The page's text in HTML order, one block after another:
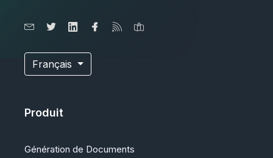
Français
Produit
Génération de Documents